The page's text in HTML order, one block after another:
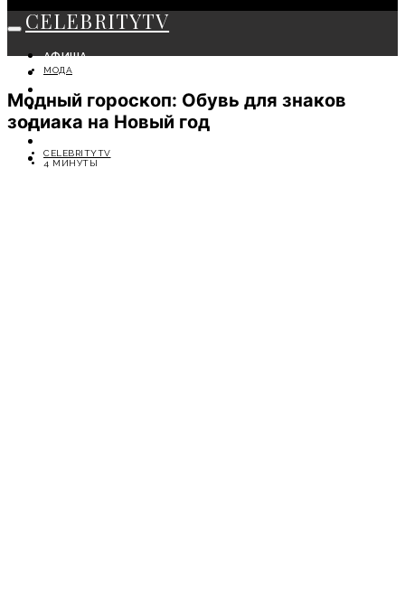
CELEBRITYTV
АФИША
СОБЫТИЯ
КРАСОТА
МОДА
ЛИЧНОСТЬ
СОВЕТЫ ЭКСПЕРТОВ
МОДА
Модный гороскоп: Обувь для знаков
зодиака на Новый год
CELEBRITYTV
4 МИНУТЫ